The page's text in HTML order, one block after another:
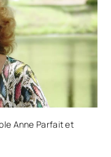
Anne Parfait et